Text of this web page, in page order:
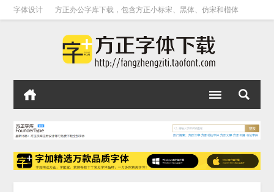
字体设计 方正办公字库下载，包含方正小标宋、黑体、仿宋和楷体